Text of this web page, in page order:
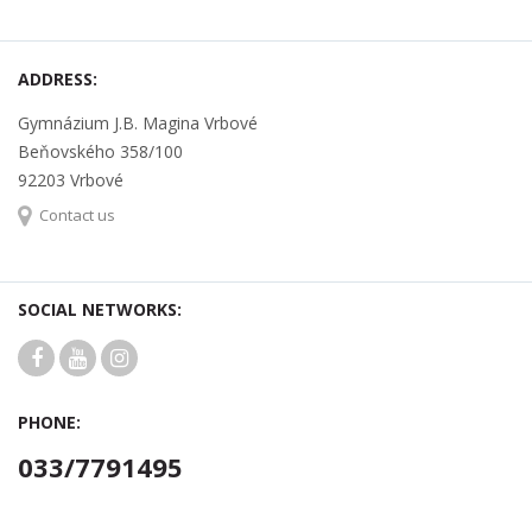
ADDRESS:
Gymnázium J.B. Magina Vrbové
Beňovského 358/100
92203 Vrbové
Contact us
SOCIAL NETWORKS:
PHONE:
033/7791495